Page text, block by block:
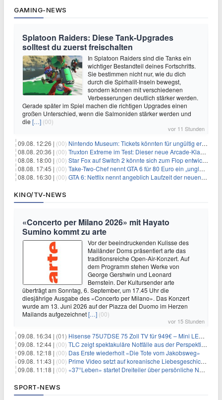
GAMING-NEWS
Splatoon Raiders: Diese Tank-Upgrades
solltest du zuerst freischalten
In Splatoon Raiders sind die Tanks ein
wichtiger Bestandteil deines Fortschritts.
Sie bestimmen nicht nur, wie du dich
durch die Spirhalit-Inseln bewegst,
sondern können mit verschiedenen
Verbesserungen deutlich stärker werden.
Gerade später im Spiel machen die richtigen Upgrades einen
großen Unterschied, wenn die Salmoniden stärker werden und
die […] (00)
vor 11 Stunden
09.08. 12:26 | (00) Nintendo Museum: Tickets könnten für ungültig erklärt werden!
08.08. 20:36 | (00) Truxton Extreme im Test: Dieser neue Arcade-Klassiker verzeiht dir gar nichts
08.08. 18:00 | (00) Star Fox auf Switch 2 könnte sich zum Flop entwickeln
08.08. 17:45 | (00) Take-Two-Chef nennt GTA 6 für 80 Euro ein „unglaubliches Schnäppchen“
08.08. 16:30 | (00) GTA 6: Netflix nennt angeblich Laufzeit der neuen Gameplay-Präsentation
KINO/TV-NEWS
«Concerto per Milano 2026» mit Hayato
Sumino kommt zu arte
Vor der beeindruckenden Kulisse des
Mailänder Doms präsentiert arte das
traditionsreiche Open-Air-Konzert. Auf
dem Programm stehen Werke von
George Gershwin und Leonard
Bernstein. Der Kultursender arte
überträgt am Sonntag, 6. September, um 17.45 Uhr die
diesjährige Ausgabe des «Concerto per Milano». Das Konzert
wurde am 13. Juni 2026 auf der Piazza del Duomo im Herzen
Mailands aufgezeichnet[…] (00)
vor 15 Stunden
09.08. 16:34 | (01) Hisense 75U7DSE 75 Zoll TV für 949€ – Mini LED, 144Hz, 2026
09.08. 12:44 | (00) TLC zeigt spektakuläre Notfälle aus der Perspektive der Patienten
09.08. 12:18 | (00) Das Erste wiederholt «Die Tote vom Jakobsweg»
09.08. 11:43 | (00) Prime Video setzt auf koreanische Liebesgeschichte
09.08. 11:18 | (00) «37°Leben» startet Dreiteiler über persönliche Neuanfänge
SPORT-NEWS